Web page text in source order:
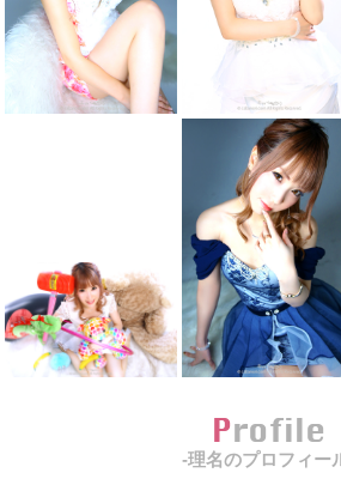
Profile
-理名のプロフィー